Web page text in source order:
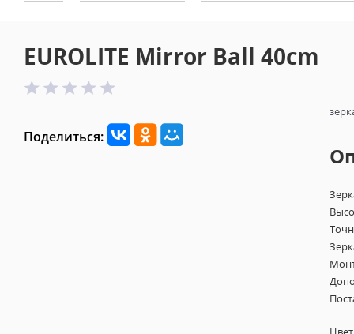
EUROLITE Mirror Ball 40cm
Поделиться: